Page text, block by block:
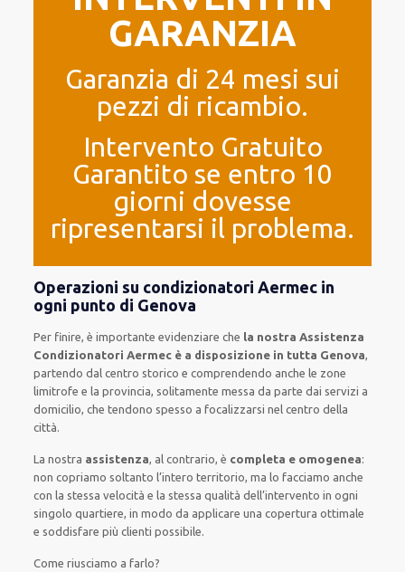
GARANZIA
Garanzia di 24 mesi sui
pezzi di ricambio.
Intervento Gratuito
Garantito se entro 10
giorni dovesse
ripresentarsi il problema.
Operazioni su condizionatori Aermec in
ogni punto di Genova
Per finire, è importante evidenziare che la nostra Assistenza
Condizionatori Aermec è a disposizione in tutta Genova,
partendo dal centro storico e comprendendo anche le zone
limitrofe e la provincia, solitamente messa da parte dai servizi a
domicilio, che tendono spesso a focalizzarsi nel centro della
città.
La nostra assistenza, al contrario, è completa e omogenea:
non copriamo soltanto l’intero territorio, ma lo facciamo anche
con la stessa velocità e la stessa qualità dell’intervento in ogni
singolo quartiere, in modo da applicare una copertura ottimale
e soddisfare più clienti possibile.
Come riusciamo a farlo?